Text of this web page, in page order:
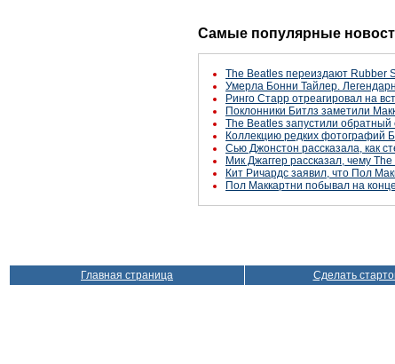
Самые популярные
The Beatles переиздают Rubber
Умерла Бонни Тайлер.
Ринго Старр отреагировал на
Поклонники Битлз заметили
The Beatles запустили
Коллекцию редких фотографий
Сью Джонстон рассказала, как
Мик Джаггер рассказал, чему
Кит Ричардс заявил, что Пол
Пол Маккартни побывал на
Главная страница Сделать